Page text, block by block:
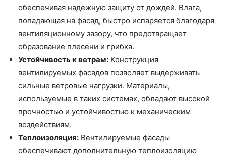
обеспечивая надежную защиту от дождей. Влага,
попадающая на фасад, быстро испаряется благодаря
вентиляционному зазору, что предотвращает
образование плесени и грибка.
Устойчивость к ветрам: Конструкция
вентилируемых фасадов позволяет выдерживать
сильные ветровые нагрузки. Материалы,
используемые в таких системах, обладают высокой
прочностью и устойчивостью к механическим
воздействиям.
Теплоизоляция: Вентилируемые фасады
обеспечивают дополнительную теплоизоляцию